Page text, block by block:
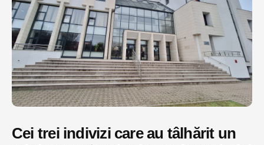
Cei trei indivizi care au tâlhărit un